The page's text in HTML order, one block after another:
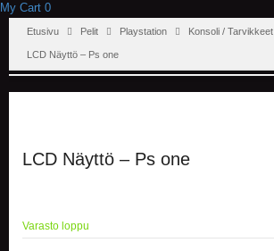
My Cart 0
Etusivu Pelit Playstation Konsoli / Tarvikkeet
LCD Näyttö – Ps one
LCD Näyttö – Ps one
Varasto loppu